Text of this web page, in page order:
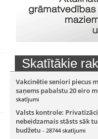
Skatītākie
Vakcinētie seniori piecus
saņems pabalstu 20 eiro
skatījumi
Valsts kontrole:
nebeidzamais stāsts sāk
budžetu - 28744 skatījumi